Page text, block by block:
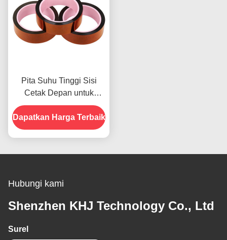
Pita Suhu Tinggi Sisi
Cetak Depan untuk
Produk Dalam Stok
Dapatkan Harga Terbaik
Hubungi kami
Shenzhen KHJ Technology Co., Ltd
Surel